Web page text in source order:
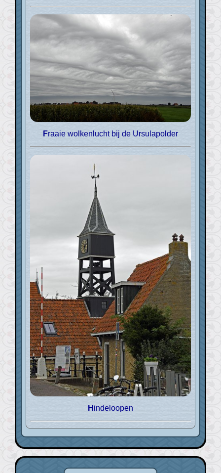
Fraaie wolkenlucht bij de Ursulapolder
Hindeloopen